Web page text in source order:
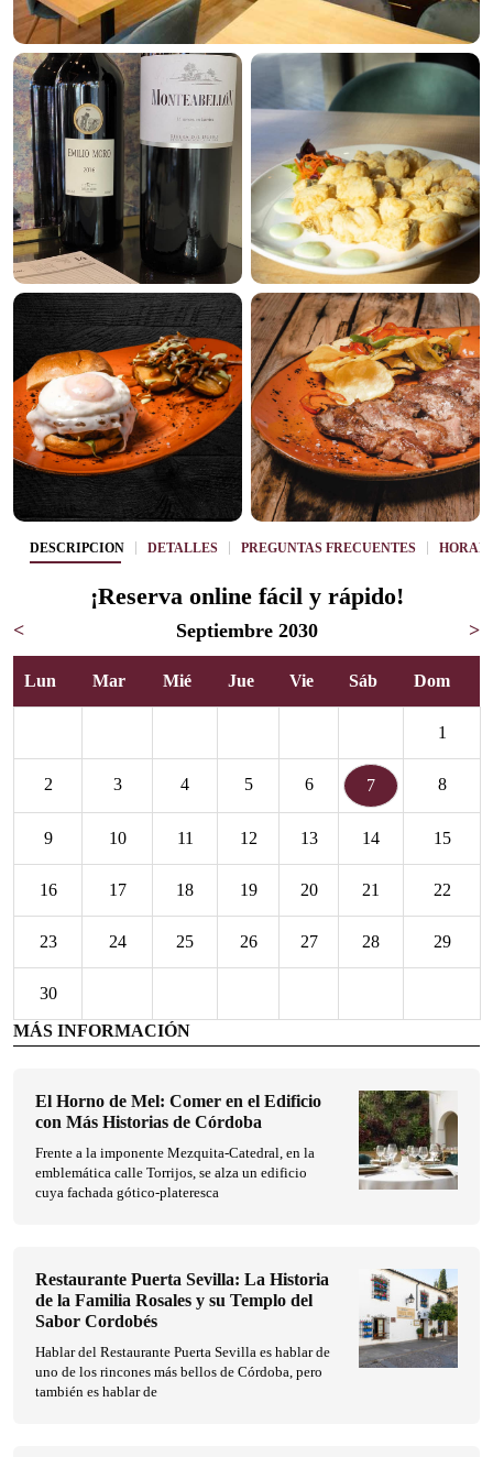
DESCRIPCIÓN DETALLES PREGUNTAS FRECUENTES
¡Reserva online fácil y rápido!
< Septiembre 2030 >
Lun Mar Mié Jue Vie Sáb Dom
1
2 3 4 5 6 7 8
9 10 11 12 13 14 15
16 17 18 19 20 21 22
23 24 25 26 27 28 29
30
MÁS INFORMACIÓN
El Horno de Mel: Comer en el Edificio
con Más Historias de Córdoba
Frente a la imponente Mezquita-Catedral, en la
emblemática calle Torrijos, se alza un edificio
cuya fachada gótico-plateresca
Restaurante Puerta Sevilla: La Historia
de la Familia Rosales y su Templo del
Sabor Cordobés
Hablar del Restaurante Puerta Sevilla es hablar de
uno de los rincones más bellos de Córdoba, pero
también es hablar de